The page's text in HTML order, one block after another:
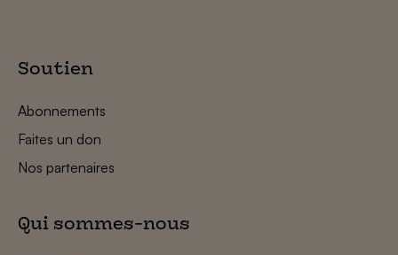
Soutien
Abonnements
Faites un don
Nos partenaires
Qui sommes-nous